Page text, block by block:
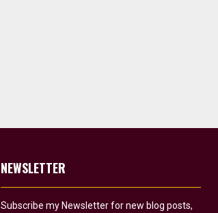
NEWSLETTER
Subscribe my Newsletter for new blog posts,